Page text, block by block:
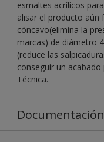
esmaltes acrílicos
alisar el producto aún
cóncavo(elimina la
marcas) de diámetro
(reduce las
conseguir un
Técnica.